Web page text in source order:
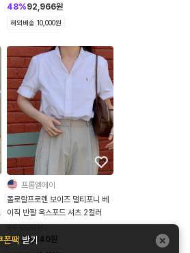
폰팩받기
48%92,966원
해외배송 10,000원
프롬엘에이
폴로랄프로렌 보이즈 멀티포니 베
이직 반팔 옥스포드 셔츠 2컬러
86,000원
6%80,840원